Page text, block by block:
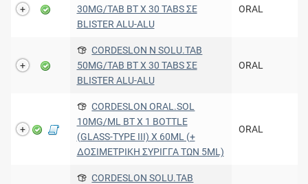
30MG/TAB BT X 30 TABS ΣΕ
BLISTER ALU-ALU
ORAL
CORDESLON N SOLU.TAB
50MG/TAB BT X 30 TABS ΣΕ
BLISTER ALU-ALU
ORAL
CORDESLON ORAL.SOL
10MG/ML BT X 1 BOTTLE
(GLASS-TYPE III) X 60ML (+
ΔΟΣΙΜΕΤΡΙΚΗ ΣΥΡΙΓΓΑ ΤΩΝ 5ML)
ORAL
CORDESLON SOLU.TAB